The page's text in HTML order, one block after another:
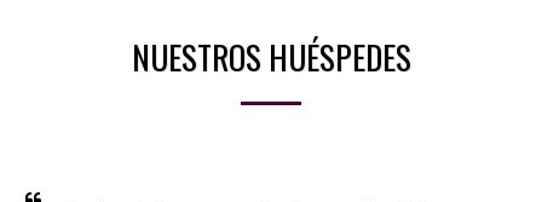
NUESTROS HUÉSPEDES